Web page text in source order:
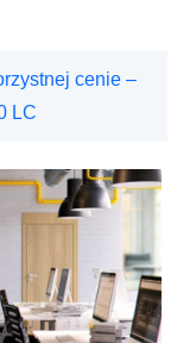
cenie –
LC